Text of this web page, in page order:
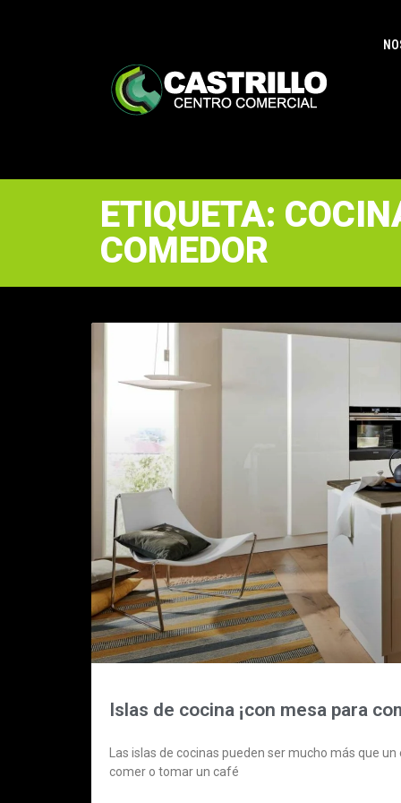
ETIQUETA:
COMEDOR
Islas de cocina ¡con mesa para
Las islas de cocinas pueden ser mucho más que
comer o tomar un café